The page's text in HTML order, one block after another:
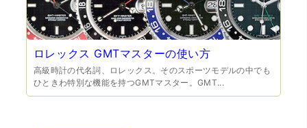
ロレックス GMTマスターの使い方
高級時計の代名詞、ロレックス。そのスポーツモデルの中でも
ひときわ特別な機能を持つGMTマスター。GMT...